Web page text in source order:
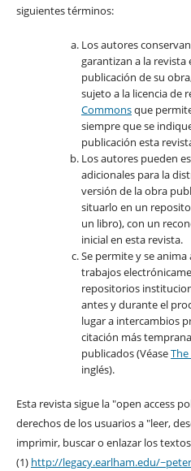
siguientes términos:
Los autores
garantizan a la revista
publicación de su
sujeto a la licencia de
Commonsque
siempre que se
publicación esta
Los autores pueden
adicionales para la
versión de la obra
situarlo en un
un libro), con un
inicial en esta revista.
Se permite y se
trabajos
repositorios
antes y durante el
lugar a intercambios
citación más
publicados (Véase
inglés).
Esta revista sigue la "open access
derechos de los usuarios a "leer,
imprimir, buscar o enlazar los
(1) http://legacy.earlham.edu/